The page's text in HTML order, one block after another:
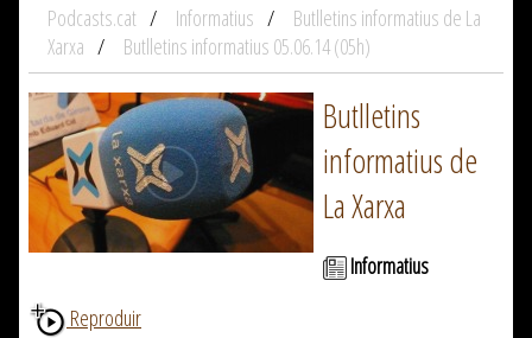
Podcasts.cat Informatius
Butlletins informatius de La
Xarxa
Butlletins informatius 05.06.14 (05h)
Butlletins
informatius de
La Xarxa
Informatius
Reproduir